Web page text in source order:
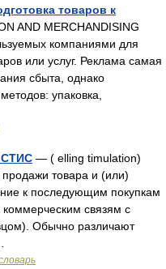
товаров к
AND MERCHANDISING
компаниями для
или услуг. Реклама самая
сбыта, однако
упаковка,
— ( elling timulation)
товара и (или)
к последующим покупкам
коммерческим связям с
Обычно различают